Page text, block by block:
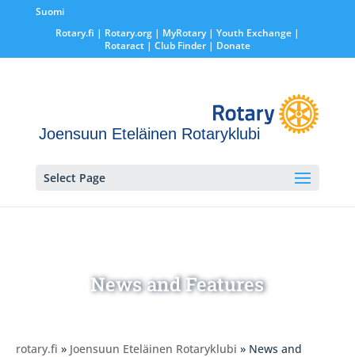
Suomi
Rotary.fi | Rotary.org| MyRotary | Youth Exchange|
Rotaract| Club Finder| Donate
Joensuun Eteläinen Rotaryklubi
Select Page
News and Features
rotary.fi » Joensuun Eteläinen Rotaryklubi » News and